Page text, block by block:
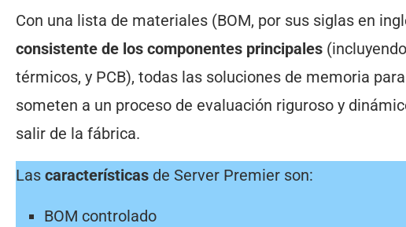
Con una lista de materiales (BOM, por sus siglas en
consistente de los componentes principales
térmicos, y PCB), todas las soluciones de memoria
someten a un proceso de evaluación riguroso y
salir de la fábrica.
Las características de Server Premier son:
BOM controlado